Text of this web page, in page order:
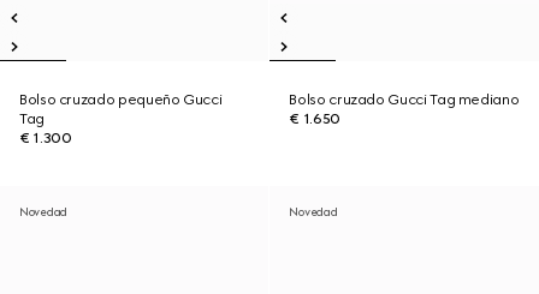
Bolso cruzado pequeño Gucci
Tag
€ 1.300
Bolso cruzado Gucci Tag mediano
€ 1.650
Novedad Novedad